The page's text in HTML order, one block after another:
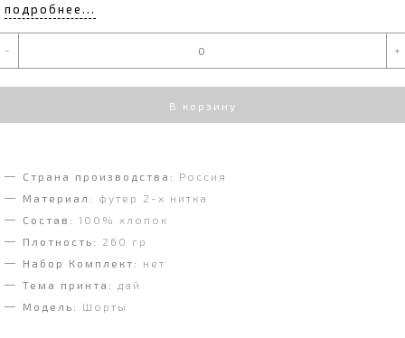
подробнее...
- +
В корзину
Страна производства:
Россия
Материал:
футер 2-х нитка
Состав: 100% хлопок
Плотность:
260 гр
Набор Комплект:
нет
Тема принта:
дай
Модель:
Шорты